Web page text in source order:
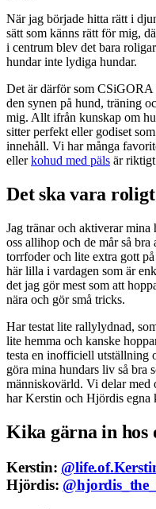
När jag började hitta rätt i
sätt som känns rätt för mig,
i centrum blev det bara
hundar inte lydiga hundar.
Det är därför som CSiGORA
den synen på hund, träning
mig. Allt ifrån kunskap om
sitter perfekt eller godiset
innehåll. Vi har många
ellerkohud med päls är
Det ska vara
Jag tränar och aktiverar
oss allihop och de mår så
torrfoder och lite extra gott
här lilla i vardagen som är
det jag gör mest som att
nära och gör små tricks.
Har testat lite rallylydnad,
lite hemma och kanske
testa en inofficiell utställning
göra mina hundars liv så bra
människovärld. Vi delar med
har Kerstin och Hjördis egna
Kika gärna in hos
Kerstin:
Hjördis: